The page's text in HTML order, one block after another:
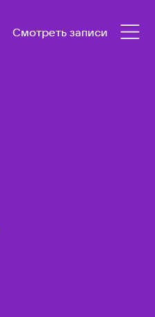
Смотреть записи